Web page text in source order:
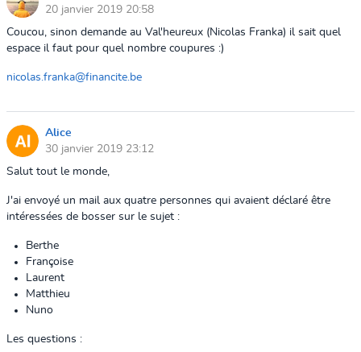
20 janvier 2019 20:58
Coucou, sinon demande au Val'heureux (Nicolas Franka) il sait quel
espace il faut pour quel nombre coupures :)
nicolas.franka@financite.be
Alice
30 janvier 2019 23:12
Salut tout le monde,
J'ai envoyé un mail aux quatre personnes qui avaient déclaré être
intéressées de bosser sur le sujet :
Berthe
Françoise
Laurent
Matthieu
Nuno
Les questions :